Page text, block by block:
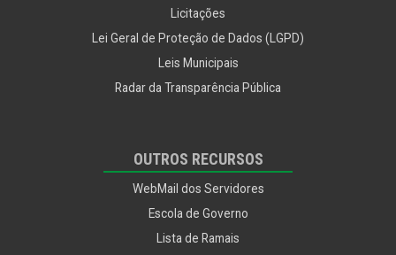
Licitações
Lei Geral de Proteção de Dados (LGPD)
Leis Municipais
Radar da Transparência Pública
OUTROS RECURSOS
WebMail dos Servidores
Escola de Governo
Lista de Ramais